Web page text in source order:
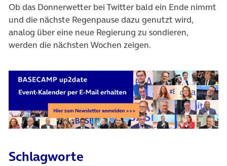
Ob das Donnerwetter bei Twitter bald ein Ende nimmt
und die nächste Regenpause dazu genutzt wird,
analog über eine neue Regierung zu sondieren,
werden die nächsten Wochen zeigen.
Schlagworte